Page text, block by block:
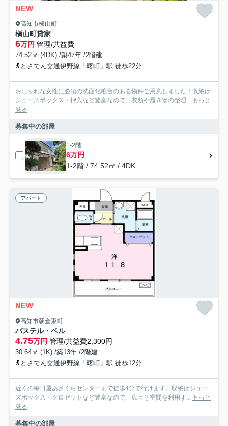
NEW
高知市槇山町
槇山町貸家
6万円 管理/共益費-
74.52㎡ (4DK) /築47年 /2階建
とさでん交通伊野線「曙町」駅 徒歩22分
おしゃれな女性に必須の洗面化粧台のある物件ご用意しました！収納は
シューズボックス・押入など豊富なので、衣類や履き物の整理...
もっと
見る
募集中の部屋
1-2階
6万円
1-2階 / 74.52㎡ / 4DK
アパート
NEW
高知市朝倉東町
パステル・ベル
4.75万円 管理/共益費2,300円
30.64㎡ (1K) /築13年 /2階建
とさでん交通伊野線「曙町」駅 徒歩12分
近くの毎日屋あさくらセンターまで徒歩4分で行けます。収納はシュー
ズボックス・クロゼットなど豊富なので、広々と空間を利用す...
もっと
見る
募集中の部屋